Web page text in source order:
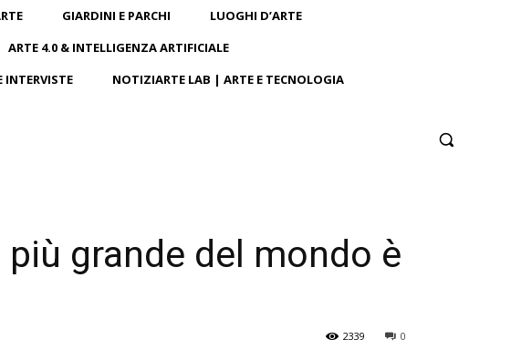
GIARDINI E PARCHI
LUOGHI D’ARTE
ARTE 4.0 & INTELLIGENZA ARTIFICIALE
INTERVISTE NOTIZIARTE LAB | ARTE E TECNOLOGIA
grande del mondo è
0
2339